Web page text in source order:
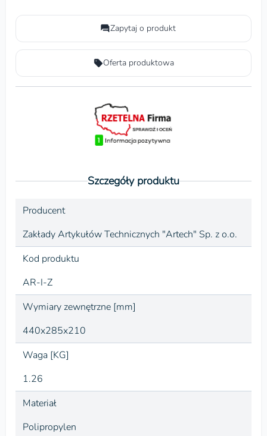
Zapytaj o produkt
Oferta produktowa
Szczegóły produktu
Producent
Zakłady Artykułów Technicznych "Artech" Sp. z o.o.
Kod produktu
AR-I-Z
Wymiary zewnętrzne [mm]
440x285x210
Waga [KG]
1.26
Materiał
Polipropylen